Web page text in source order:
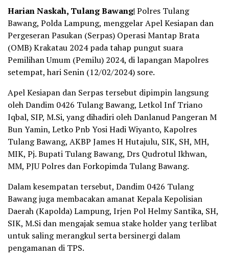
Harian Naskah, Tulang Bawang| Polres Tulang
Bawang, Polda Lampung, menggelar Apel Kesiapan dan
Pergeseran Pasukan (Serpas) Operasi Mantap Brata
(OMB) Krakatau 2024 pada tahap pungut suara
Pemilihan Umum (Pemilu) 2024, di lapangan Mapolres
setempat, hari Senin (12/02/2024) sore.
Apel Kesiapan dan Serpas tersebut dipimpin langsung
oleh Dandim 0426 Tulang Bawang, Letkol Inf Triano
Iqbal, SIP, M.Si, yang dihadiri oleh Danlanud Pangeran M
Bun Yamin, Letko Pnb Yosi Hadi Wiyanto, Kapolres
Tulang Bawang, AKBP James H Hutajulu, SIK, SH, MH,
MIK, Pj. Bupati Tulang Bawang, Drs Qudrotul Ikhwan,
MM, PJU Polres dan Forkopimda Tulang Bawang.
Dalam kesempatan tersebut, Dandim 0426 Tulang
Bawang juga membacakan amanat Kepala Kepolisian
Daerah (Kapolda) Lampung, Irjen Pol Helmy Santika, SH,
SIK, M.Si dan mengajak semua stake holder yang terlibat
untuk saling merangkul serta bersinergi dalam
pengamanan di TPS.